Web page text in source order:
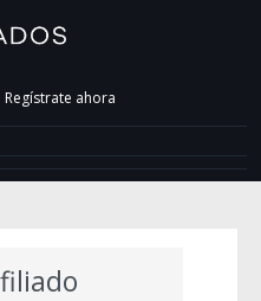
Regístrate ahora